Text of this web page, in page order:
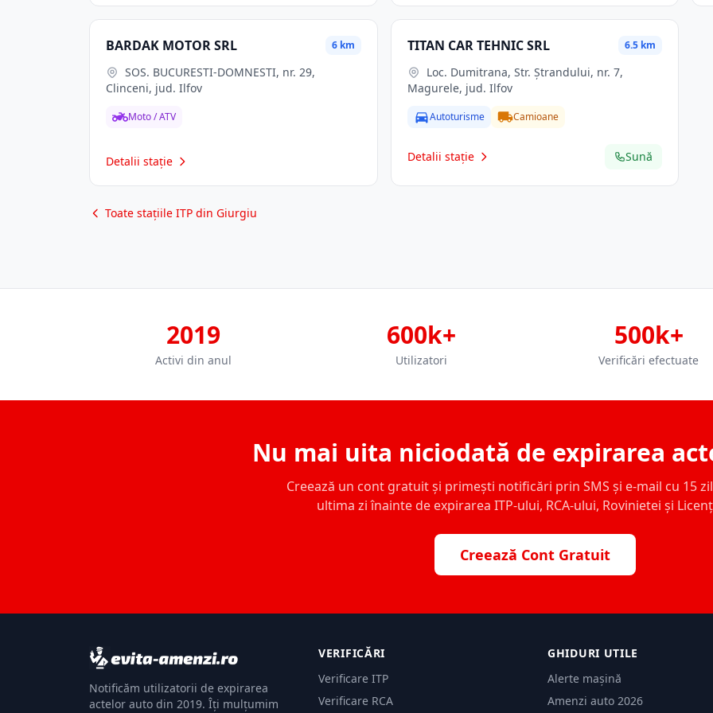
BARDAK MOTOR SRL 6 km
Clinceni, jud. Ilfov
Moto / ATV
Detalii stație
TITAN CAR TEHNIC SRL 6.5 km
Magurele, jud. Ilfov
Autoturisme Camioane
Detalii stație Sună
Toate stațiile ITP din Giurgiu
2019
Activi din anul
600k+
Utilizatori
500k+
Verificări efectuate
Nu mai uita niciodată de expirarea
Creează un cont gratuit și primești notificări prin SMS și e-mail cu 15
ultima zi înainte de expirarea ITP-ului, RCA-ului, Rovinietei și
Creează Cont Gratuit
Notificăm utilizatorii de expirarea
actelor auto din 2019. Îți mulțumim
VERIFICĂRI
Verificare ITP
Verificare RCA
GHIDURI UTILE
Alerte mașină
Amenzi auto 2026